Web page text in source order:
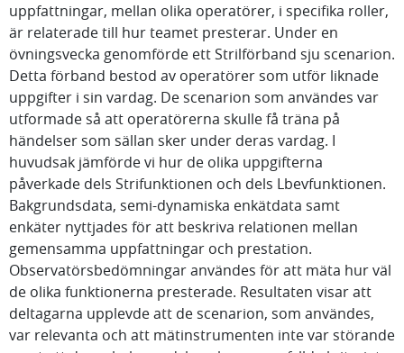
uppfattningar, mellan olika operatörer, i specifika roller,
är relaterade till hur teamet presterar. Under en
övningsvecka genomförde ett Strilförband sju scenarion.
Detta förband bestod av operatörer som utför liknade
uppgifter i sin vardag. De scenarion som användes var
utformade så att operatörerna skulle få träna på
händelser som sällan sker under deras vardag. I
huvudsak jämförde vi hur de olika uppgifterna
påverkade dels Strifunktionen och dels Lbevfunktionen.
Bakgrundsdata, semi-dynamiska enkätdata samt
enkäter nyttjades för att beskriva relationen mellan
gemensamma uppfattningar och prestation.
Observatörsbedömningar användes för att mäta hur väl
de olika funktionerna presterade. Resultaten visar att
deltagarna upplevde att de scenarion, som användes,
var relevanta och att mätinstrumenten inte var störande